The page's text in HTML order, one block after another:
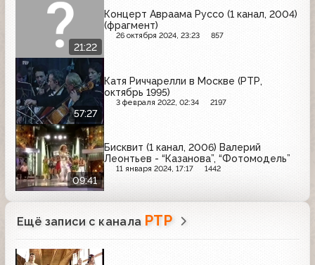
21:22
Концерт Авраама Руссо (1 канал, 2004)
(фрагмент)
26 октября 2024, 23:23 857
57:27
Катя Риччарелли в Москве (РТР,
октябрь 1995)
3 февраля 2022, 02:34 2197
09:41
Бисквит (1 канал, 2006) Валерий
Леонтьев - “Казанова”, “Фотомодель”
11 января 2024, 17:17 1442
Ещё записи с канала РТР